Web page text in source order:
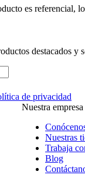
es referencial,
destacados y
de privacidad
Nuestra empresa
Nuestras
Trabaja
Blog